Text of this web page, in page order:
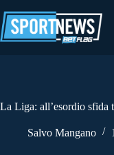
al
contenuto
La Liga: all’esordio sfida
Salvo Mangano